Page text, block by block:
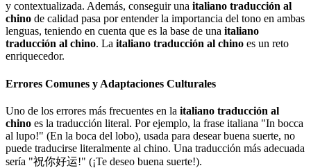
y contextualizada. Además, conseguir una italiano traducción al
chino de calidad pasa por entender la importancia del tono en ambas
lenguas, teniendo en cuenta que es la base de una italiano
traducción al chino. La italiano traducción al chino es un reto
enriquecedor.
Errores Comunes y Adaptaciones Culturales
Uno de los errores más frecuentes en la italiano traducción al
chino es la traducción literal. Por ejemplo, la frase italiana "In bocca
al lupo!" (En la boca del lobo), usada para desear buena suerte, no
puede traducirse literalmente al chino. Una traducción más adecuada
sería "祝你好运!" (¡Te deseo buena suerte!).